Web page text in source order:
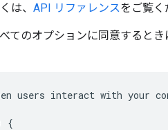
は、 API リファレンスをご覧く
てのオプションに同意すると
users interact with your
{